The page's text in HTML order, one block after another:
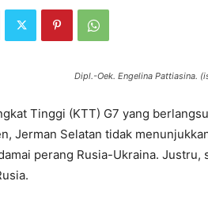
Dipl.-Oek. Engelina Pattiasina.
Tinggi (KTT) G7 yang
Jerman Selatan tidak
perang Rusia-Ukraina.